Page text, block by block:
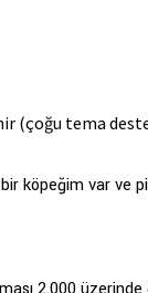
(çoğu tema
köpeğim var ve